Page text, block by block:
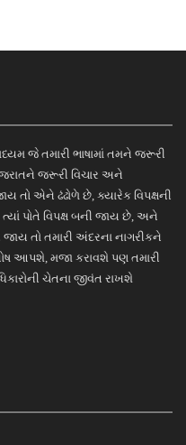
જે તમારી ભાષામાં તમને જરૂરી
જરૂરી વિચાર અને
તો એને ઢંઢોળે છે, ક્યારેક વિપક્ષની
પોતે વિપક્ષ બની જાય છે, અને
તો તમારી અંદરના નાગરીકને
આપશે, મજા કરાવશે પણ તમારી
ચેતના જીવંત રાખશે